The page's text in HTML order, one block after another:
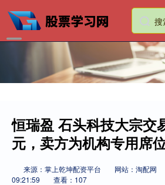
恒瑞盈 石头科技大宗交
元，卖方为机构专用席
来源：掌上乾坤配资平台 网站：淘配网
09:21:59
查看：107